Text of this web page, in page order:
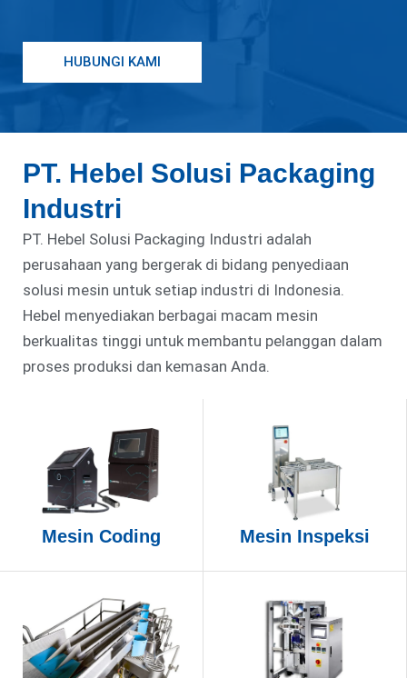
HUBUNGI KAMI
PT. Hebel Solusi Packaging
Industri
PT. Hebel Solusi Packaging Industri adalah
perusahaan yang bergerak di bidang penyediaan
solusi mesin untuk setiap industri di Indonesia.
Hebel menyediakan berbagai macam mesin
berkualitas tinggi untuk membantu pelanggan dalam
proses produksi dan kemasan Anda.
Mesin Coding Mesin Inspeksi